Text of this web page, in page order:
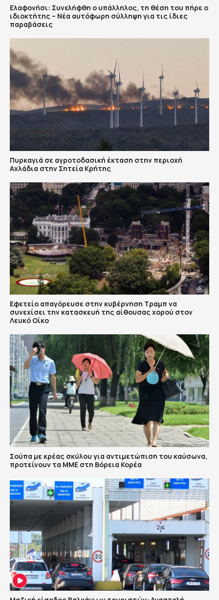
Ελαφονήσι: Συνελήφθη ο υπάλληλος, τη θέση του πήρε ο
ιδιοκτήτης – Νέα αυτόφωρη σύλληψη για τις ίδιες
παραβάσεις
Πυρκαγιά σε αγροτοδασική έκταση στην περιοχή
Αχλάδια στην Σητεία Κρήτης
Εφετείο απαγόρευσε στην κυβέρνηση Τραμπ να
συνεχίσει την κατασκευή της αίθουσας χορού στον
Λευκό Οίκο
Σούπα με κρέας σκύλου για αντιμετώπιση του καύσωνα,
προτείνουν τα ΜΜΕ στη Βόρεια Κορέα